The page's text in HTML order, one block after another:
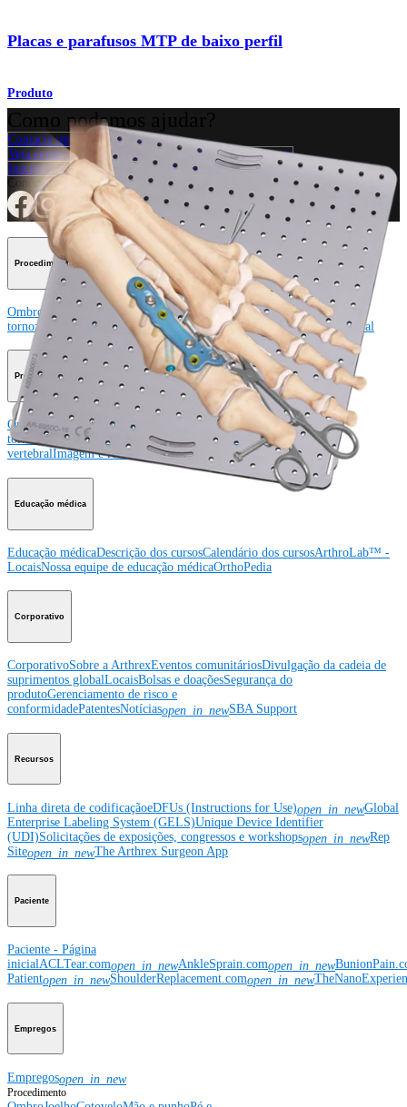
Placas e parafusos MTP de baixo perfil
Produto
Como podemos ajudar?
Contacte um representante
Veja eventos, laboratórios e oportunidades educacionais
Inscreva-se para receber: O que há de novo na Arthrex?
Conecte-se conosco
Procedimento
Ombro Joelho CotoveloMão e punhoPé e
tornozelo
QuadrilOrtobiológicos Cirurgia cardiotorácicaColuna vertebral
Producto
OmbroJoelho Cotovelo Mão e punho
tornozelo
Quadril OrtobiológicosCirurgia cardiotorácica
Coluna
vertebralImagem e ressecção
Educação médica
Educação médicaDescrição dos cursosCalendário dos cursosArthroLab™ -
LocaisNossa equipe de educação médicaOrthoPedia
Corporativo
CorporativoSobre a ArthrexEventos comunitáriosDivulgação da cadeia de
suprimentos globalLocaisBolsas e doaçõesSegurança do
produtoGerenciamento de risco e
conformidadePatentesNotíciasopen_in_newSBA Support
Recursos
Linha direta de codificaçãoeDFUs (Instructions for Use)open_in_newGlobal
Enterprise Labeling System (GELS)Unique Device Identifier
(UDI)Solicitações de exposições, congressos e workshopsopen_in_newRep
Siteopen_in_newThe Arthrex Surgeon App
Paciente
Paciente - Página
inicialACLTear.comopen_in_newAnkleSprain.comopen_in_new
Patientopen_in_newShoulderReplacement.comopen_in_new
Empregos
Empregosopen_in_new
Procedimento